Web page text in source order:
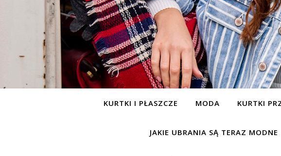
KURTKI I PŁASZCZE MODA KURTKI
JAKIE UBRANIA SĄ TERAZ MODNE